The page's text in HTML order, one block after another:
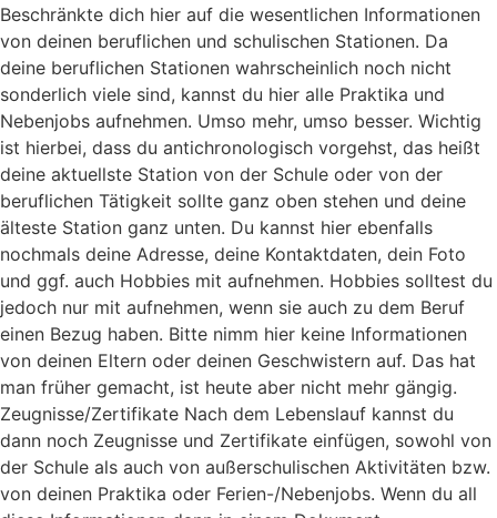
Beschränkte dich hier auf die wesentlichen Informationen
von deinen beruflichen und schulischen Stationen. Da
deine beruflichen Stationen wahrscheinlich noch nicht
sonderlich viele sind, kannst du hier alle Praktika und
Nebenjobs aufnehmen. Umso mehr, umso besser. Wichtig
ist hierbei, dass du antichronologisch vorgehst, das heißt
deine aktuellste Station von der Schule oder von der
beruflichen Tätigkeit sollte ganz oben stehen und deine
älteste Station ganz unten. Du kannst hier ebenfalls
nochmals deine Adresse, deine Kontaktdaten, dein Foto
und ggf. auch Hobbies mit aufnehmen. Hobbies solltest du
jedoch nur mit aufnehmen, wenn sie auch zu dem Beruf
einen Bezug haben. Bitte nimm hier keine Informationen
von deinen Eltern oder deinen Geschwistern auf. Das hat
man früher gemacht, ist heute aber nicht mehr gängig.
Zeugnisse/Zertifikate Nach dem Lebenslauf kannst du
dann noch Zeugnisse und Zertifikate einfügen, sowohl von
der Schule als auch von außerschulischen Aktivitäten bzw.
von deinen Praktika oder Ferien-/Nebenjobs. Wenn du all